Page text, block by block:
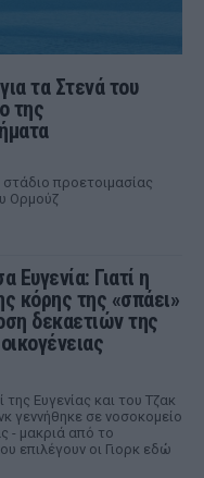
τα Στενά του
της
στάδιο προετοιμασίας
Ορμούζ
Ευγενία: Γιατί η
κόρης της «σπάει»
δεκαετιών της
της Ευγενίας και του Τζακ
γεννήθηκε σε νοσοκομείο
- μακριά από το
επιλέγουν οι Γιορκ εδώ